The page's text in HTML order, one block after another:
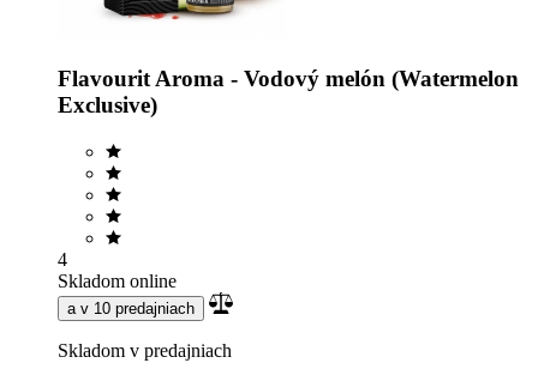
Flavourit Aroma - Vodový melón (Watermelon
Exclusive)
4
Skladom online
a v 10 predajniach
Skladom v predajniach